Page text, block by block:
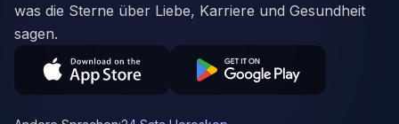
was die Sterne über Liebe, Karriere und Gesundheit
sagen.